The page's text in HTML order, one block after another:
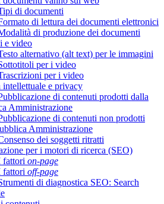
di documenti
di lettura dei documenti elettronici
di produzione dei documenti
e video
alternativo (alt text) per le immagini
per i video
per i video
intellettuale e privacy
di contenuti prodotti dalla
Amministrazione
di contenuti non prodotti
Amministrazione
dei soggetti ritratti
per i motori di ricerca (SEO)
fattori on-page
fattori off-page
di diagnostica SEO: Search